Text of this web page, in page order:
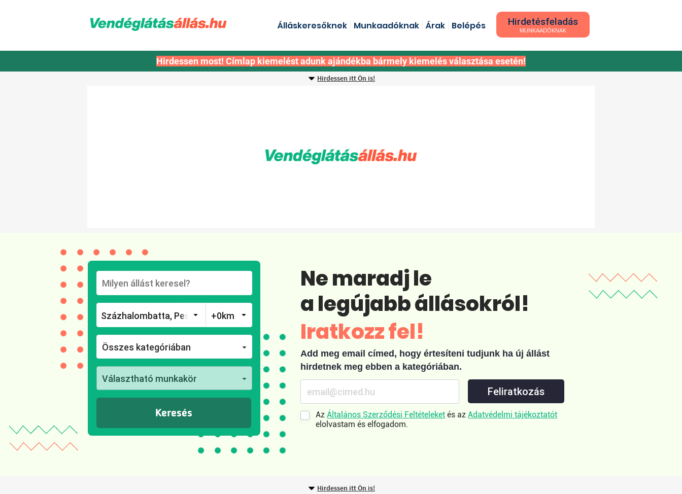
Hirdetésfeladás
MUNKAADÓKNAK
Belépés
Árak
Munkaadóknak
Álláskeresőknek
Hirdessen most! Címlap kiemelést adunk ajándékba bármely kiemelés választása esetén!
Hirdessen itt Ön is!
Összes kategóriában
Választható munkakör
Keresés
Ne maradj le
a legújabb állásokról!
Iratkozz fel!
Add meg email címed, hogy értesíteni tudjunk ha új állást
hirdetnek meg ebben a kategóriában.
Feliratkozás
Az Általános Szerződési Feltételeket és az Adatvédelmi tájékoztatót
elolvastam és elfogadom.
Hirdessen itt Ön is!